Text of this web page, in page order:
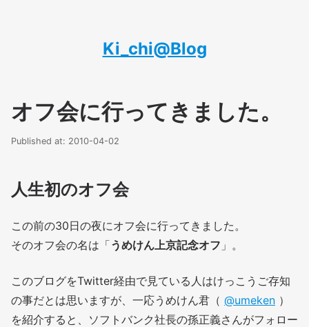
Ki_chi@Blog
オフ会に行ってきました。
Published at: 2010-04-02
人生初のオフ会
この前の30日の夜にオフ会に行ってきました。
そのオフ会の名は「うめけん上京記念オフ 」。
このブログをTwitter経由で見ている人はけっこうご存知
の事だとは思いますが、一応うめけん君（ @umeken ）
を紹介すると、ソフトバンク社長の孫正義さんがフォロー